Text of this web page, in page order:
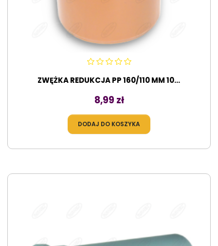
ZWĘŻKA REDUKCJA PP 160/110 MM 10...
Cena
8,99 zł
DODAJ DO KOSZYKA